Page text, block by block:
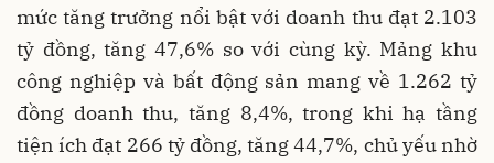
mức tăng trưởng nổi bật với doanh thu đạt 2.103
tỷ đồng, tăng 47,6% so với cùng kỳ. Mảng khu
công nghiệp và bất động sản mang về 1.262 tỷ
đồng doanh thu, tăng 8,4%, trong khi hạ tầng
tiện ích đạt 266 tỷ đồng, tăng 44,7%, chủ yếu nhờ